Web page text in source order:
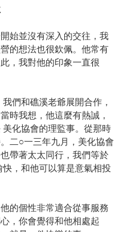
始並沒有深入的交往，我
的想法也很欽佩。他常有
，我對他的印象一直很
們和礁溪老爺展開合作，
時我想，他這麼有熱誠，
化協會的理監事。從那時
二○一三年九月，美化協會
帶著太太同行，我們等於
，和他可以算是意氣相投
的個性非常適合從事服務
，你會覺得和他相處起